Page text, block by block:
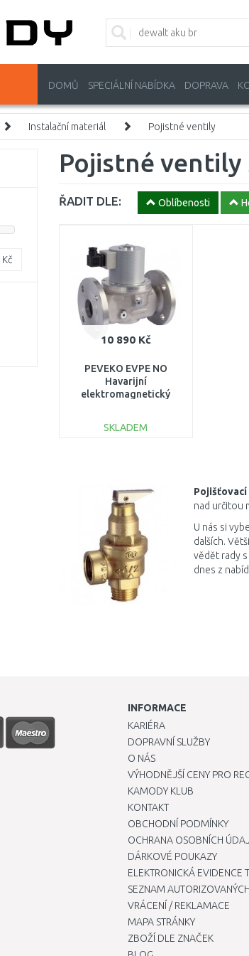
DOMŮ SPECIÁLNÍ NABÍDKA DOPRAVA
Instalační materiál Pojistné ventily
Pojistné ventily
ŘADIT DLE: Oblíbenosti
10 890 Kč
PEVEKO EVPE NO
Havarijní
elektromagnetický
SKLADEM
nad určitou
U nás si
dalších.
vědět rady
dnes z
Kč
INFORMACE
KARIÉRA
DOPRAVNÍ SLUŽBY
O NÁS
VÝHODNĚJŠÍ CENY PRO
KAMODY KLUB
KONTAKT
OBCHODNÍ PODMÍNKY
OCHRANA OSOBNÍCH
DÁRKOVÉ POUKAZY
ELEKTRONICKÁ EVIDENCE
SEZNAM
VRÁCENÍ / REKLAMACE
MAPA STRÁNKY
ZBOŽÍ DLE ZNAČEK